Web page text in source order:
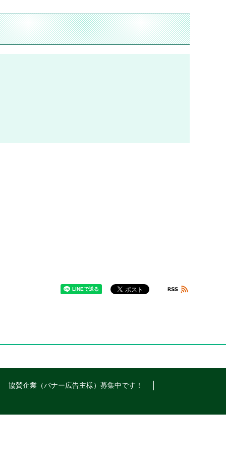
協賛企業（バナー広告主様）募集中です！